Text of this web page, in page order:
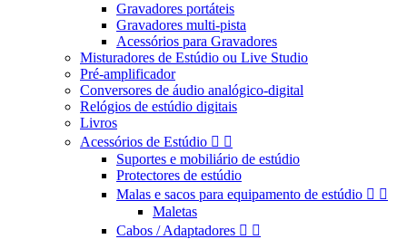
Gravadores portáteis
Gravadores multi-pista
Acessórios para Gravadores
Misturadores de Estúdio ou Live Studio
Pré-amplificador
Conversores de áudio analógico-digital
Relógios de estúdio digitais
Livros
Acessórios de Estúdio  
Suportes e mobiliário de estúdio
Protectores de estúdio
Malas e sacos para equipamento de estúdio  
Maletas
Cabos / Adaptadores  